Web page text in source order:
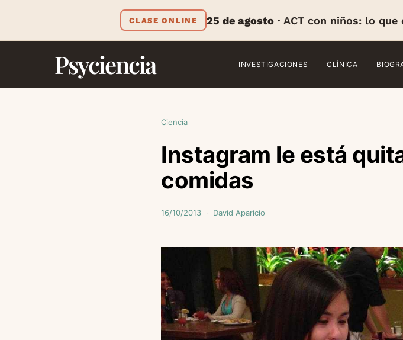
CLASE ONLINE 25 de agosto · ACT con niños: lo
Psyciencia INVESTIGACIONES CLÍNICA
Ciencia
Instagram le está
comidas
16/10/2013 David Aparicio